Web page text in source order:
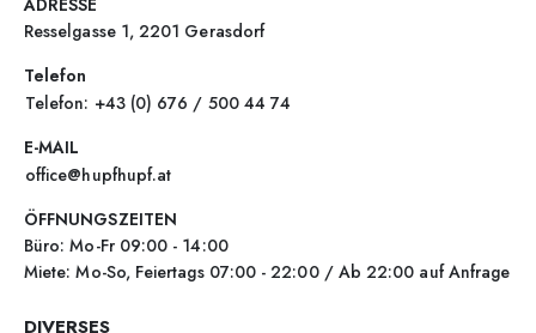
ADRESSE
Resselgasse 1, 2201 Gerasdorf
Telefon
Telefon: +43 (0) 676 / 500 44 74
E-MAIL
office@hupfhupf.at
ÖFFNUNGSZEITEN
Büro: Mo-Fr 09:00 - 14:00
Miete: Mo-So, Feiertags 07:00 - 22:00 / Ab 22:00 auf Anfrage
DIVERSES